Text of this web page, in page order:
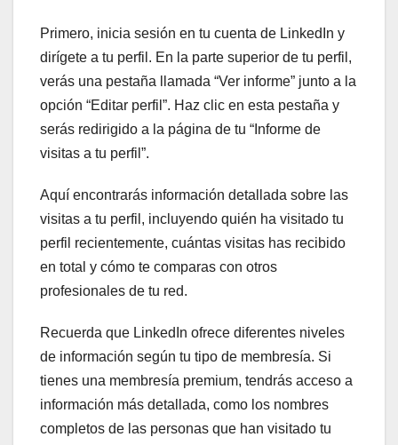
Primero, inicia sesión en tu cuenta de LinkedIn y
dirígete a tu perfil. En la parte superior de tu perfil,
verás una pestaña llamada “Ver informe” junto a la
opción “Editar perfil”. Haz clic en esta pestaña y
serás redirigido a la página de tu “Informe de
visitas a tu perfil”.
Aquí encontrarás información detallada sobre las
visitas a tu perfil, incluyendo quién ha visitado tu
perfil recientemente, cuántas visitas has recibido
en total y cómo te comparas con otros
profesionales de tu red.
Recuerda que LinkedIn ofrece diferentes niveles
de información según tu tipo de membresía. Si
tienes una membresía premium, tendrás acceso a
información más detallada, como los nombres
completos de las personas que han visitado tu